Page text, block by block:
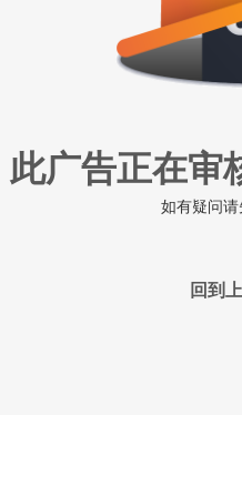
此广告正在审
如有疑问
回到